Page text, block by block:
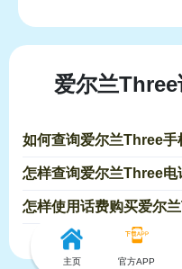
爱尔兰
如何查询爱尔兰Three手
怎样查询爱尔兰Three电
怎样使用话费购买爱尔
主页 官方APP